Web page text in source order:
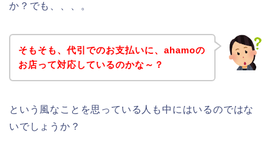
か？でも、、、。
そもそも、代引でのお支払いに、ahamoの
お店って対応しているのかな～？
という風なことを思っている人も中にはいるのではな
いでしょうか？